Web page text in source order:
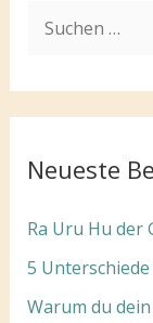
c
h
n
a
Neueste
Ra Uru Hu der
5
Warum du